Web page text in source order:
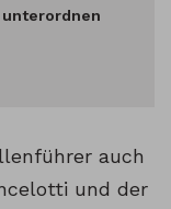
auch
und der